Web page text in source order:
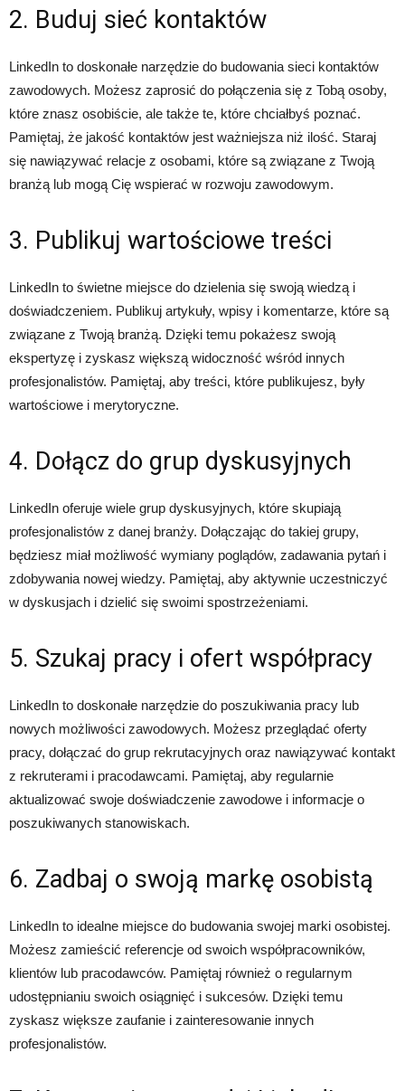
2. Buduj sieć kontaktów
LinkedIn to doskonałe narzędzie do budowania sieci kontaktów
zawodowych. Możesz zaprosić do połączenia się z Tobą osoby,
które znasz osobiście, ale także te, które chciałbyś poznać.
Pamiętaj, że jakość kontaktów jest ważniejsza niż ilość. Staraj
się nawiązywać relacje z osobami, które są związane z Twoją
branżą lub mogą Cię wspierać w rozwoju zawodowym.
3. Publikuj wartościowe treści
LinkedIn to świetne miejsce do dzielenia się swoją wiedzą i
doświadczeniem. Publikuj artykuły, wpisy i komentarze, które są
związane z Twoją branżą. Dzięki temu pokażesz swoją
ekspertyzę i zyskasz większą widoczność wśród innych
profesjonalistów. Pamiętaj, aby treści, które publikujesz, były
wartościowe i merytoryczne.
4. Dołącz do grup dyskusyjnych
LinkedIn oferuje wiele grup dyskusyjnych, które skupiają
profesjonalistów z danej branży. Dołączając do takiej grupy,
będziesz miał możliwość wymiany poglądów, zadawania pytań i
zdobywania nowej wiedzy. Pamiętaj, aby aktywnie uczestniczyć
w dyskusjach i dzielić się swoimi spostrzeżeniami.
5. Szukaj pracy i ofert współpracy
LinkedIn to doskonałe narzędzie do poszukiwania pracy lub
nowych możliwości zawodowych. Możesz przeglądać oferty
pracy, dołączać do grup rekrutacyjnych oraz nawiązywać kontakt
z rekruterami i pracodawcami. Pamiętaj, aby regularnie
aktualizować swoje doświadczenie zawodowe i informacje o
poszukiwanych stanowiskach.
6. Zadbaj o swoją markę osobistą
LinkedIn to idealne miejsce do budowania swojej marki osobistej.
Możesz zamieścić referencje od swoich współpracowników,
klientów lub pracodawców. Pamiętaj również o regularnym
udostępnianiu swoich osiągnięć i sukcesów. Dzięki temu
zyskasz większe zaufanie i zainteresowanie innych
profesjonalistów.